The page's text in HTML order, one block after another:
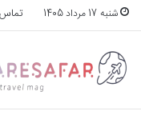
شنبه 17 مرداد 1405 تماس